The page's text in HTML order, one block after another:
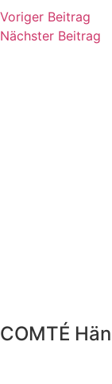
Voriger Beitrag
Nächster Beitrag
COMTÉ